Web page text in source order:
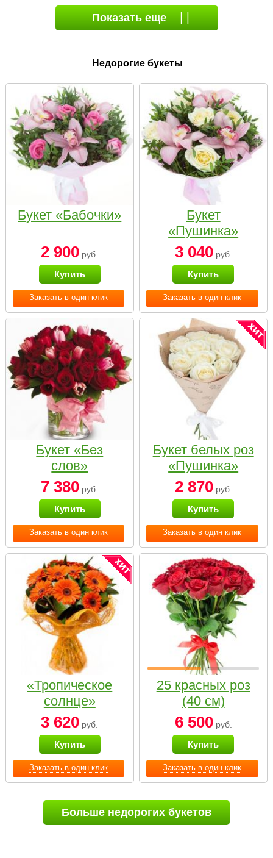
Показать еще
Недорогие букеты
Заказать в один клик
Букет «Бабочки»
2 900 руб.
Купить
Заказать в один клик
Букет
«Пушинка»
3 040руб.
Купить
Заказать в один клик
Букет «Без
слов»
7 380 руб.
Купить
Заказать в один клик
Букет белых роз
«Пушинка»
2 870руб.
Купить
Заказать в один клик
«Тропическое
солнце»
3 620 руб.
Купить
Заказать в один клик
25 красных роз
(40 см)
6 500руб.
Купить
Больше недорогих букетов